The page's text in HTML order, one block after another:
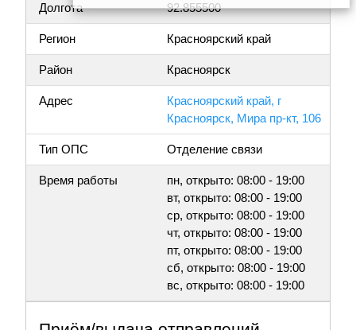
Долгота 92.855500
Регион Красноярский край
Район Красноярск
Адрес
Красноярский край, г
Красноярск, Мира пр-кт, 106
Тип ОПС Отделение связи
Время работы
пн, открыто: 08:00 - 19:00
вт, открыто: 08:00 - 19:00
ср, открыто: 08:00 - 19:00
чт, открыто: 08:00 - 19:00
пт, открыто: 08:00 - 19:00
сб, открыто: 08:00 - 19:00
вс, открыто: 08:00 - 19:00